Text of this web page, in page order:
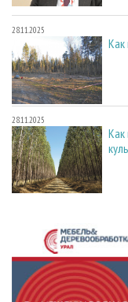
28.11.2025
Как
28.11.2025